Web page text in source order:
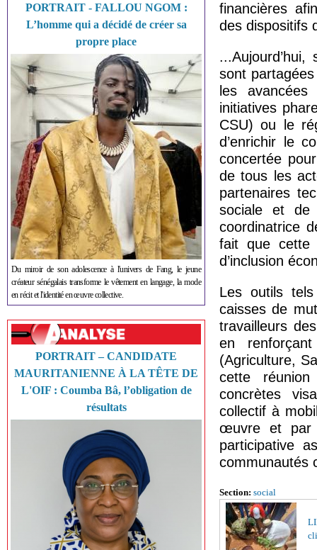
PORTRAIT - FALLOU NGOM :
L’homme qui a décidé de créer sa
propre place
Du miroir de son adolescence à l'univers de Fang, le jeune
créateur sénégalais transforme le vêtement en langage, la mode
en récit et l'identité en œuvre collective.
PORTRAIT – CANDIDATE
MAURITANIENNE À LA TÊTE DE
L'OIF : Coumba Bâ, l’obligation de
résultats
financières
des dispositifs
sont
les
initiatives
CSU) ou le
d’enrichir le
concertée
de tous les
partenaires
sociale et de
coordinatrice
fait que cette
d’inclusion
Les outils
caisses de
travailleurs
en
(Agriculture,
cette
concrètes
collectif à
œuvre et par
participative
communautés
Section: social